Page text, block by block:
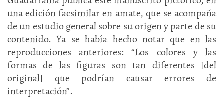
una edición facsimilar en amate, que se acompaña
de un estudio general sobre su origen y parte de su
contenido. Ya se había hecho notar que en las
reproducciones anteriores: “Los colores y las
formas de las figuras son tan diferentes [del
original] que podrían causar errores de
interpretación”.